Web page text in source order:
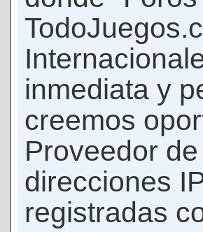
inmediata y
creemos
Proveedor
direcciones
registradas